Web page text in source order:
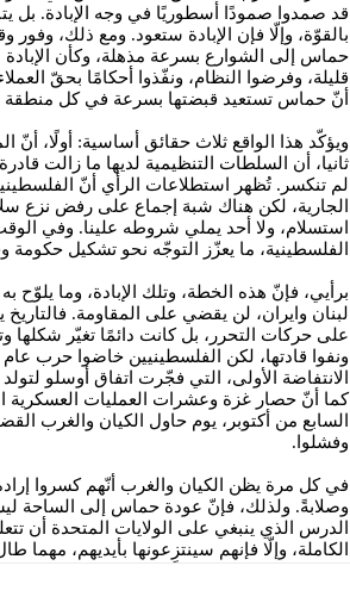
قد صمدوا صمودًا أسطوريًا في وجه الإبادة. بل
بالقوّة، وإلّا فإن الإبادة ستعود. ومع ذلك،
حماس إلى الشوارع بسرعة مذهلة، وكأن
قليلة، وفرضوا النظام، ونفّذوا أحكامًا بحقّ
أنّ حماس تستعيد قبضتها بسرعة في كل
ويؤكّد هذا الواقع ثلاث حقائق أساسية: أولًا،
ثانيا، أن السلطات التنظيمية لديها ما زالت
لم تنكسر. تُظهر استطلاعات الرأي أنّ
الجارية، لكن هناك شبهَ إجماع على رفض نزع
استسلام، ولا أحد يملي شروطه علينا. وفي
الفلسطينية، ما يعزّز التوجّه نحو تشكيل
برأيي، فإنّ هذه الخطة، وتلك الإبادة، وما يلوّح
لبنان وايران، لن يقضي على المقاومة.
الانتفاضة الأولى، التي فجّرت اتفاق أوسلو
كما أنّ حصار غزة وعشرات العمليات العسكرية
السابع من أكتوبر، يوم حاول الكيان والغرب
وفشلوا.
في كل مرة يظن الكيان والغرب أنّهم كسروا
وصلابةً. ولذلك، فإنّ عودة حماس إلى الساحة
الدرس الذي ينبغي على الولايات المتحدة أن
الكاملة، وإلّا فإنهم سينتزِعونها بأيديهم، مهما